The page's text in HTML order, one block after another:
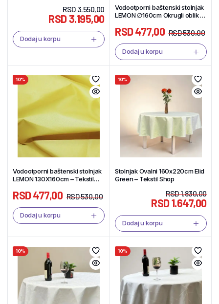
RSD3.550,00
RSD3.195,00
Dodaj u korpu
Vodootporni baštenski stolnjak
LEMON ∅160cm Okrugli oblik –
RSD530,00
RSD477,00
Dodaj u korpu
10%
Vodootporni baštenski stolnjak
LEMON 130X160cm – Tekstil
RSD530,00
RSD477,00
Dodaj u korpu
10%
Stolnjak Ovalni 160x220cm Elid
Green – Tekstil Shop
RSD1.830,00
RSD1.647,00
Dodaj u korpu
10% 10%